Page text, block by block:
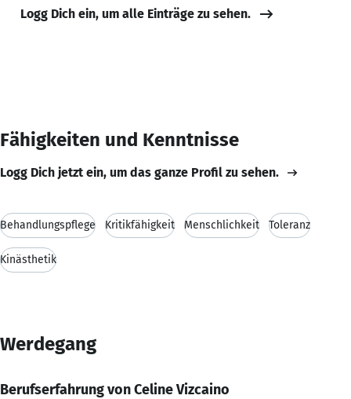
Logg Dich ein, um alle Einträge zu sehen.
Fähigkeiten und Kenntnisse
Logg Dich jetzt ein, um das ganze Profil zu sehen.
Behandlungspflege Kritikfähigkeit Menschlichkeit Toleranz
Kinästhetik
Werdegang
Berufserfahrung von Celine Vizcaino